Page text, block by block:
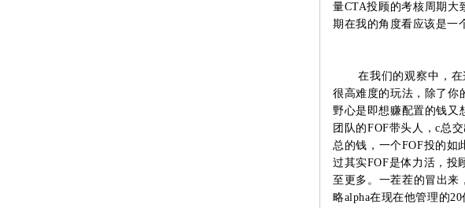
量CTA投顾的考核周期大
期在我的角度看应该是一
在我们的观察中，
很高难度的玩法，除了你
野心是即想赚配置的钱又
团队的FOF带头人，c总
总的钱，一个FOF投的如
过其实FOF是体力活，投
至更多。 一茬茬的冒出来
略alpha在现在他管理的